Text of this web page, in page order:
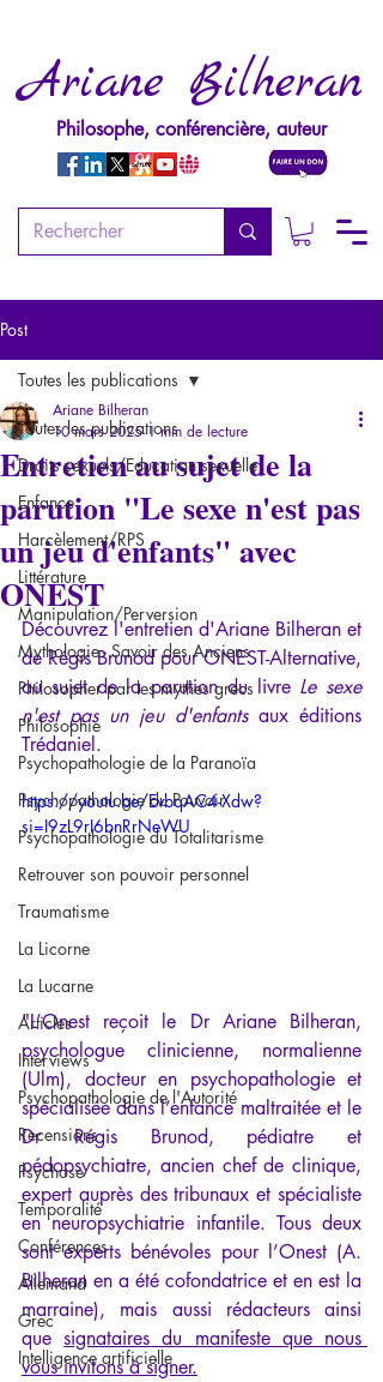
Ariane Bilheran
Philosophe, conférencière, auteur
Post
Toutes les publications
Droits sexuels/Education sexuelle
Enfance
Harcèlement/RPS
Littérature
Manipulation/Perversion
Mythologie - Savoir des Anciens
Philosopher par les mythes grecs
Philosophie
Psychopathologie de la Paranoïa
Psychopathologie du Pouvoir
Psychopathologie du Totalitarisme
Retrouver son pouvoir personnel
Traumatisme
La Licorne
La Lucarne
Articles
Interviews
Psychopathologie de l'Autorité
Recensions
Psychose
Temporalité
Conférences
Allemand
Grec
Intelligence artificielle
Toutes les publications
Entretien au sujet de la
parution "Le sexe n'est pas
un jeu d'enfants" avec
ONEST
Ariane Bilheran
10 mars 2025 1 min de lecture
Découvrez l'entretien d'Ariane Bilheran et
de Régis Brunod pour ONEST-Alternative,
au sujet de la parution du livre Le sexe
n'est pas un jeu d'enfants aux éditions
Trédaniel.
https://youtu.be/EvbqAC4-Xdw?
si=I9zL9rI6bnRrNeWU
"L’Onest reçoit le Dr Ariane Bilheran,
psychologue clinicienne, normalienne
(Ulm), docteur en psychopathologie et
spécialisée dans l’enfance maltraitée et le
Dr Régis Brunod, pédiatre et
pédopsychiatre, ancien chef de clinique,
expert auprès des tribunaux et spécialiste
en neuropsychiatrie infantile. Tous deux
sont experts bénévoles pour l’Onest (A.
Bilheran en a été cofondatrice et en est la
marraine), mais aussi rédacteurs ainsi
que signataires du manifeste que nous
vous invitons à signer.